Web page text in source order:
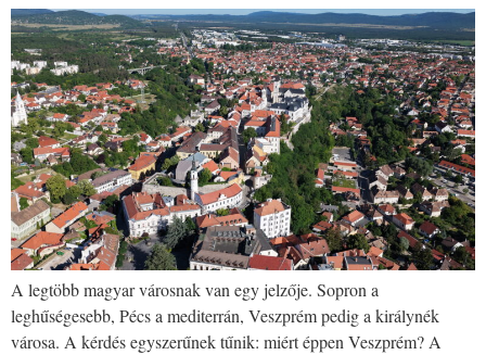
A legtöbb magyar városnak van egy jelzője. Sopron a
leghűségesebb, Pécs a mediterrán, Veszprém pedig a királynék
városa. A kérdés egyszerűnek tűnik: miért éppen Veszprém? A